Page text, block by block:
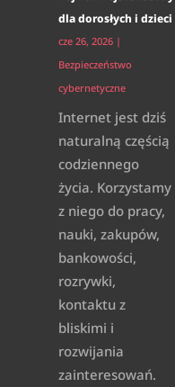
dla dorosłych i dzieci
cze 26, 2026|
Bezpieczeństwo
cybernetyczne
Internet jest dziś
naturalną częścią
codziennego
życia. Korzystamy
z niego do pracy,
nauki, zakupów,
bankowości,
rozrywki,
kontaktu z
bliskimi i
rozwijania
zainteresowań.